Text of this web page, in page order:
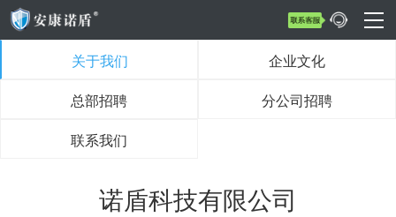
关于我们
企业文化
总部招聘
分公司招聘
联系我们
诺盾科技有限公司